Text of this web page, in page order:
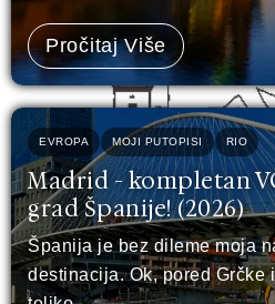
Pročitaj Više
EVROPA MOJI PUTOPISI RIO
Madrid - kompletan
grad Španije! (2026)
Španija je bez dileme moja
destinacija. Ok, pored Grčke